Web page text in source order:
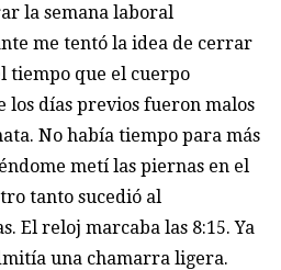
la semana laboral
me tentó la idea de cerrar
tiempo que el cuerpo
los días previos fueron malos
No había tiempo para más
metí las piernas en el
tanto sucedió al
El reloj marcaba las 8:15. Ya
una chamarra ligera.